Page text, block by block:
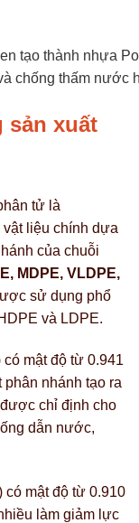
tạo thành nhựa
chống thấm nước
sản xuất
tử là
liệu chính dựa
của chuỗi
MDPE, VLDPE,
sử dụng phổ
và LDPE.
mật độ từ 0.941
phân nhánh tạo ra
chỉ định cho
dẫn nước,
có mật độ từ 0.910
làm giảm lực